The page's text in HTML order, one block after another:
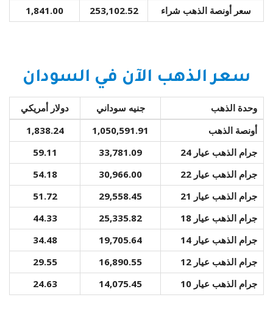
سعر أونصة الذهب شراء
253,102.52
1,841.00
سعر الذهب الآن في السودان
وحدة الذهب جنيه سوداني
دولار أمريكي
أونصة الذهب
1,050,591.91
1,838.24
جرام الذهب عيار 24
33,781.09
59.11
جرام الذهب عيار 22
30,966.00
54.18
جرام الذهب عيار 21
29,558.45
51.72
جرام الذهب عيار 18
25,335.82
44.33
جرام الذهب عيار 14
19,705.64
34.48
جرام الذهب عيار 12
16,890.55
29.55
جرام الذهب عيار 10
14,075.45
24.63